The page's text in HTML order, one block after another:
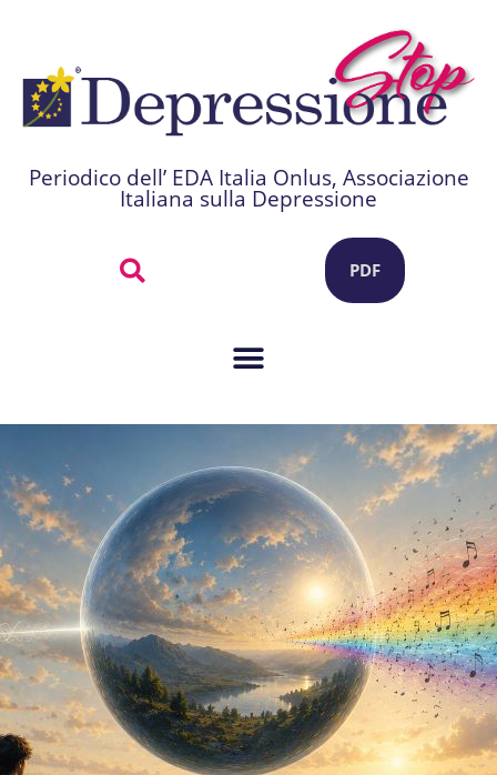
Periodico dell’ EDA Italia Onlus, Associazione
Italiana sulla Depressione
PDF